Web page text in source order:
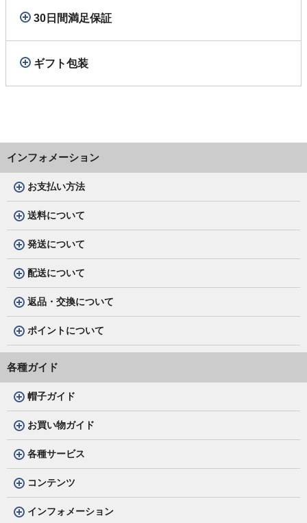
30日間満足保証
ギフト包装
インフォメーション
お支払い方法
送料について
発送について
配送について
返品・交換について
ポイントについて
各種ガイド
帽子ガイド
お買い物ガイド
各種サービス
コンテンツ
インフォメーション